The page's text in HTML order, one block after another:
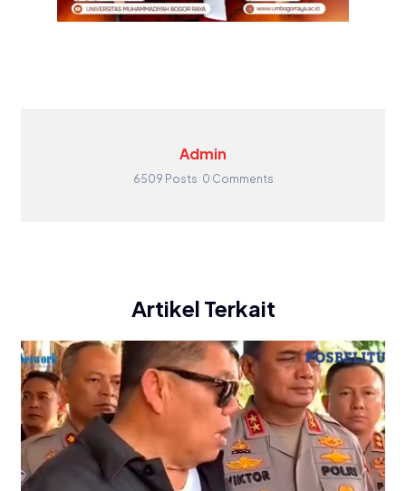
Admin
6509 Posts 0 Comments
Artikel Terkait